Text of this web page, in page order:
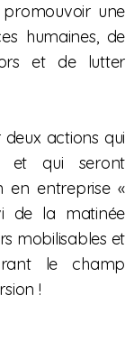
une
humaines, de
et de lutter
actions qui
et qui seront
en entreprise «
de la matinée
mobilisables et
le champ
!